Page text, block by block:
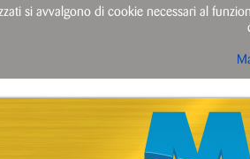
si avvalgono di cookie necessari al